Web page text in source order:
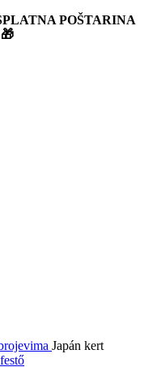
POŠTARINA
Japán kert